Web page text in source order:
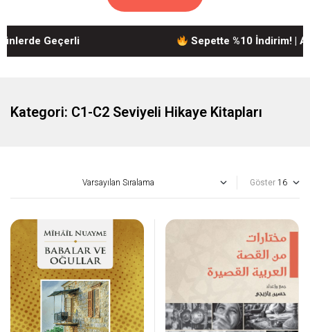
Geçerli Sepette %10 İndirim! |
Kategori: C1-C2 Seviyeli Hikaye Kitapları
Göster